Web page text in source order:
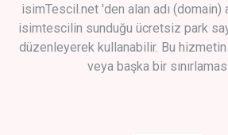
isimTescil.net 'den alan adı (domain)
isimtescilin sunduğu ücretsiz park
düzenleyerek kullanabilir. Bu
veya başka bir